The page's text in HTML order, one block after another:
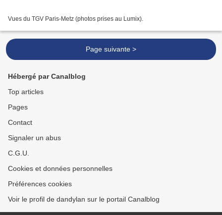
Vues du TGV Paris-Metz (photos prises au Lumix).
Page suivante >
Hébergé par Canalblog
Top articles
Pages
Contact
Signaler un abus
C.G.U.
Cookies et données personnelles
Préférences cookies
Voir le profil de dandylan sur le portail Canalblog